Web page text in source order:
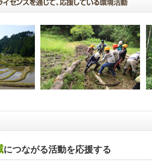
につながる活動を応援する